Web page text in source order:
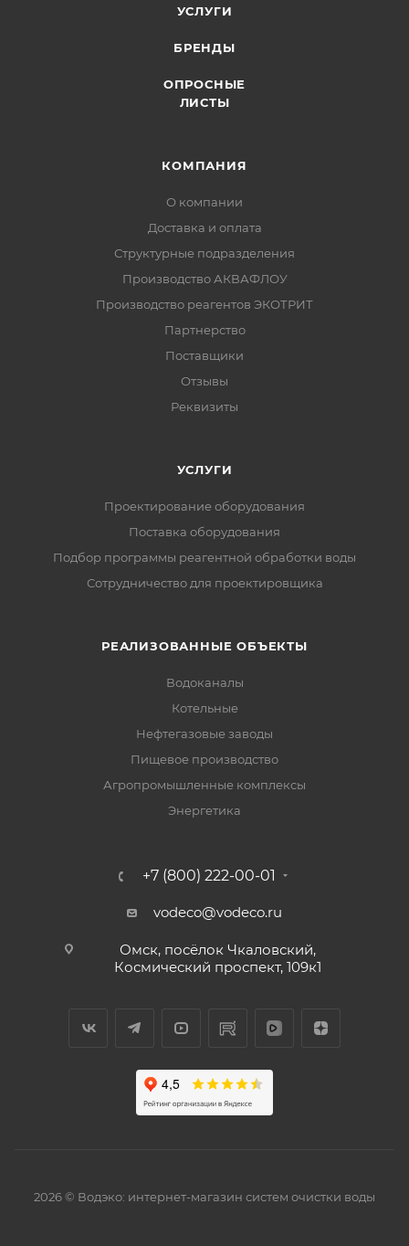
УСЛУГИ
БРЕНДЫ
ОПРОСНЫЕ
ЛИСТЫ
КОМПАНИЯ
О компании
Доставка и оплата
Структурные подразделения
Производство АКВАФЛОУ
Производство реагентов ЭКОТРИТ
Партнерство
Поставщики
Отзывы
Реквизиты
УСЛУГИ
Проектирование оборудования
Поставка оборудования
Подбор программы реагентной обработки воды
Сотрудничество для проектировщика
РЕАЛИЗОВАННЫЕ ОБЪЕКТЫ
Водоканалы
Котельные
Нефтегазовые заводы
Пищевое производство
Агропромышленные комплексы
Энергетика
+7 (800) 222-00-01
vodeco@vodeco.ru
Омск, посёлок Чкаловский,
Космический проспект, 109к1
2026 © Водэко: интернет-магазин систем очистки воды